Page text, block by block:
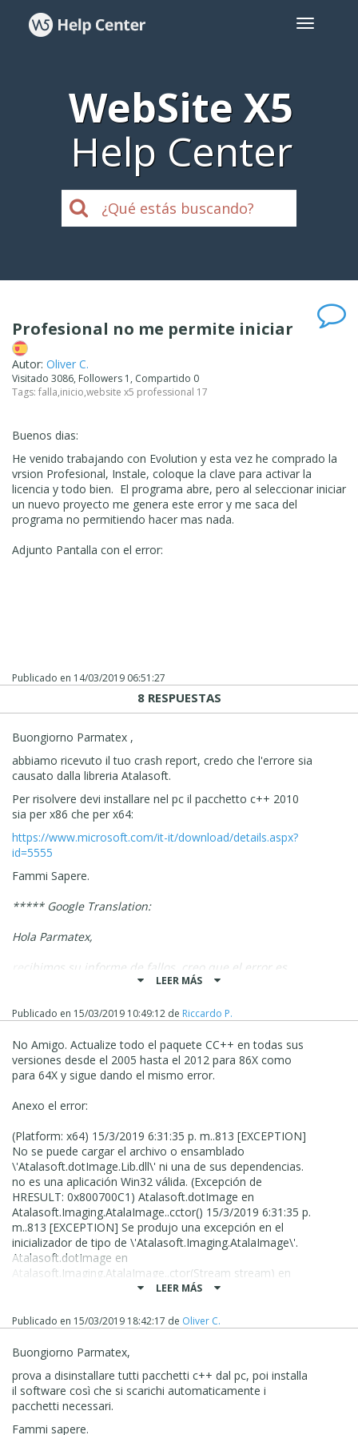
WebSite X5
Help Center
Profesional no me permite iniciar
Autor: Oliver C.
Visitado 3086, Followers 1, Compartido 0
Tags: falla,inicio,website x5 professional 17
Buenos dias:
He venido trabajando con Evolution y esta vez he comprado la
vrsion Profesional, Instale, coloque la clave para activar la
licencia y todo bien. El programa abre, pero al seleccionar iniciar
un nuevo proyecto me genera este error y me saca del
programa no permitiendo hacer mas nada.
Adjunto Pantalla con el error:
Publicado en 14/03/2019 06:51:27
8 RESPUESTAS
Buongiorno Parmatex ,
abbiamo ricevuto il tuo crash report, credo che l'errore sia
causato dalla libreria Atalasoft.
Per risolvere devi installare nel pc il pacchetto c++ 2010
sia per x86 che per x64:
https://www.microsoft.com/it-it/download/details.aspx?
id=5555
Fammi Sapere.
***** Google Translation:
Hola Parmatex,
recibimos su informe de fallos, creo que el error es
causado por la biblioteca de Atalasoft.
Para resolverlo, necesita instalar el paquete C ++ 2010
https://www.microsoft.com/it-it/download/details.aspx?
id=5555
Dejame saber
LEER MÁS
Publicado en 15/03/2019 10:49:12 de Riccardo P.
No Amigo. Actualize todo el paquete CC++ en todas sus
versiones desde el 2005 hasta el 2012 para 86X como
para 64X y sigue dando el mismo error.
Anexo el error:
(Platform: x64) 15/3/2019 6:31:35 p. m..813 [EXCEPTION]
No se puede cargar el archivo o ensamblado
\'Atalasoft.dotImage.Lib.dll\' ni una de sus dependencias.
no es una aplicación Win32 válida. (Excepción de
HRESULT: 0x800700C1) Atalasoft.dotImage en
Atalasoft.Imaging.AtalaImage..cctor() 15/3/2019 6:31:35 p.
m..813 [EXCEPTION] Se produjo una excepción en el
inicializador de tipo de \'Atalasoft.Imaging.AtalaImage\'.
Atalasoft.dotImage en
Atalasoft.Imaging.AtalaImage..ctor(Stream stream) en
WebsiteX5.BL.TemplateMetadata.GetPreview(Int32 width,
Int32 , Int32 , Image ) en A.EK.J(String ) en
System.Windows.Forms.ListView.OnSelectedIndexChange
d(EventArgs e) en
System.Windows.Forms.ListView.InsertItemsNative(Int32
index, ListViewItem[] items) en
System.Windows.Forms.ListView.OnHandleCreated(EventA
rgs e) en
System.Windows.Forms.Control.WmCreate(Message& m)
LEER MÁS
Publicado en 15/03/2019 18:42:17 de Oliver C.
Buongiorno Parmatex,
prova a disinstallare tutti pacchetti c++ dal pc, poi installa
il software così che si scarichi automaticamente i
pacchetti necessari.
Fammi sapere.